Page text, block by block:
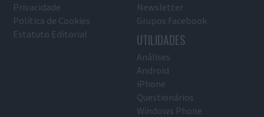
Privacidade
Política de Cookies
Estatuto Editorial
Newsletter
Grupos Facebook
UTILIDADES
Análises
Android
iPhone
Questionários
Windows Phone